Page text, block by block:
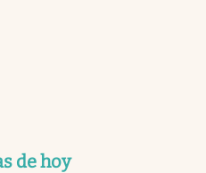
de hoy